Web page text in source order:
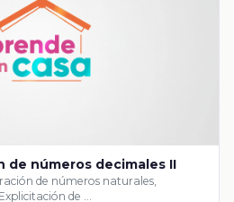
de números decimales II
de números naturales,
de …